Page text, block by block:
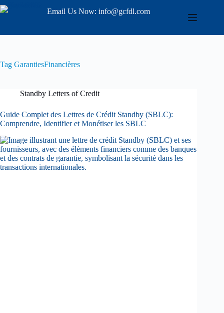
Skip
to
Email Us Now: info@gcfdl.com
Tag GarantiesFinancières
Standby Letters of Credit
Guide Complet des Lettres de Crédit Standby (SBLC):
Comprendre, Identifier et Monétiser les SBLC